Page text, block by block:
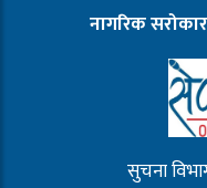
नागरिक सरोकार
सुचना